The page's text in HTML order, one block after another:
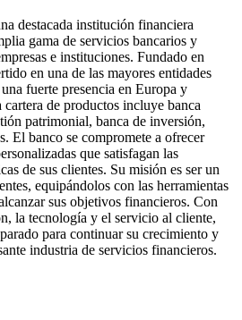
destacada institución financiera
gama de servicios bancarios y
e instituciones. Fundado en
en una de las mayores entidades
fuerte presencia en Europa y
de productos incluye banca
patrimonial, banca de inversión,
El banco se compromete a ofrecer
que satisfagan las
de sus clientes. Su misión es ser un
equipándolos con las herramientas
sus objetivos financieros. Con
la tecnología y el servicio al cliente,
para continuar su crecimiento y
industria de servicios financieros.